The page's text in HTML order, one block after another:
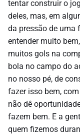
tentar construir o
deles, mas, em
da pressão de uma
entender muito
muitos gols na
bola no campo do
no nosso pé, de
fazer isso bem,
não dê
fazem bem. E a
quem fizemos